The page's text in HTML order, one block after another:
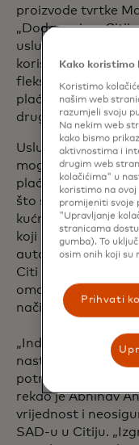
proizvode tvrtke
„Dodavanjem
uslugama obročne
korisnika kartica
fleksibilna,
plaćanja s istim
drugim Mastercard
Usluge plaćanja
mogu se
plaćanja koja
što su potrošačka
kućni namještaj i
koji sudjeluju u
automatski vidjeti
Citi Flex Pay
omogućuje veći
načinima plaćanja.
„Industrija
nastavila je rasti
potrebu potrošača
rekao je Abhinav
vrijednost i
SAD-u u Citiju.
Kako koristimo
Koristimo
našim web
razumjeli svoju
Na nekim web
kako bismo
aktivnostima i
drugim web
kolačićima" u
koristimo na
promijeniti svoje
"Upravljanje
stranicama
gumba). To
osim onih koji su
Prihvati